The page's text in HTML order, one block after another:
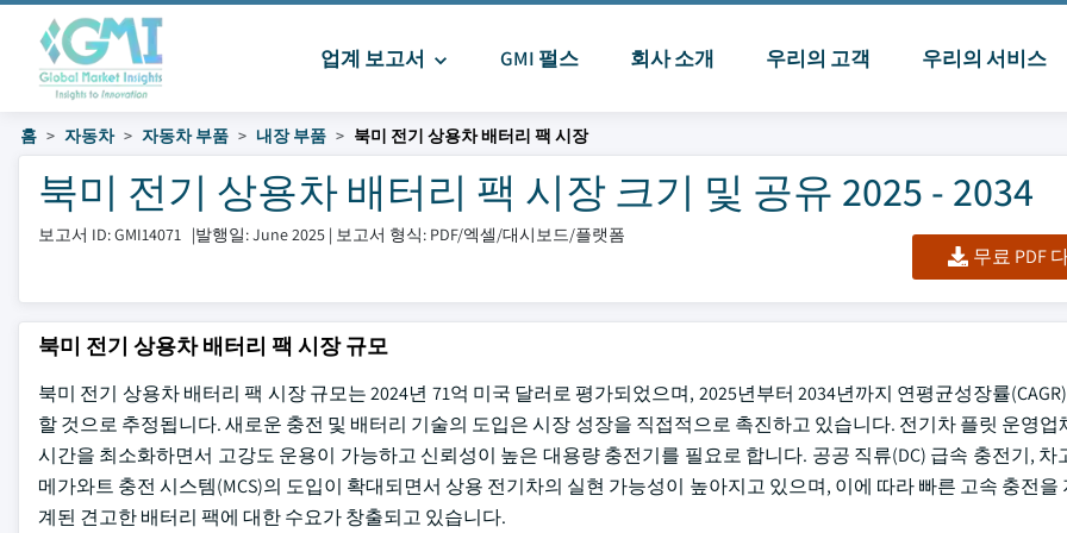
업계 보고서 GMI 펄스 회사 소개 우리의 고객 우리의 서비스
홈 자동차 자동차 부품 내장 부품 북미 전기 상용차 배터리 팩 시장
북미 전기 상용차 배터리 팩 시장 크기 및 공유 2025 - 2034
보고서 ID: GMI14071 |발행일: June 2025 | 보고서 형식: PDF/엑셀/대시보드/플랫폼
무료 PDF
북미 전기 상용차 배터리 팩 시장 규모
북미 전기 상용차 배터리 팩 시장 규모는 2024년 71억 미국 달러로 평가되었으며, 2025년부터 2034년까지 연평균성장률
할 것으로 추정됩니다. 새로운 충전 및 배터리 기술의 도입은 시장 성장을 직접적으로 촉진하고 있습니다. 전기차 플릿 운영업
시간을 최소화하면서 고강도 운용이 가능하고 신뢰성이 높은 대용량 충전기를 필요로 합니다. 공공 직류(DC) 급속 충전기, 차
메가와트 충전 시스템(MCS)의 도입이 확대되면서 상용 전기차의 실현 가능성이 높아지고 있으며, 이에 따라 빠른 고속 충전을
계된 견고한 배터리 팩에 대한 수요가 창출되고 있습니다.